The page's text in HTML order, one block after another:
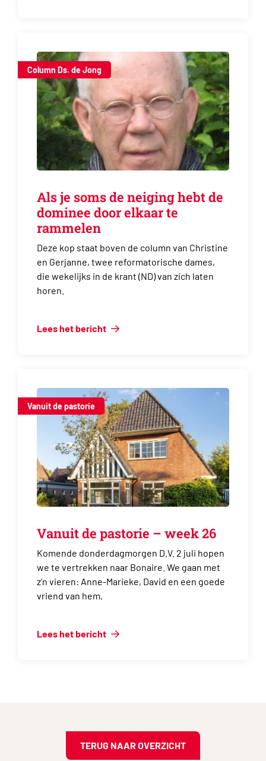
Column Ds. de Jong
Als je soms de neiging hebt de
dominee door elkaar te
rammelen
Deze kop staat boven de column van Christine
en Gerjanne, twee reformatorische dames,
die wekelijks in de krant (ND) van zich laten
horen.
Lees het bericht
Vanuit de pastorie
Vanuit de pastorie – week 26
Komende donderdagmorgen D.V. 2 juli hopen
we te vertrekken naar Bonaire. We gaan met
z’n vieren: Anne-Marieke, David en een goede
vriend van hem,
Lees het bericht
TERUG NAAR OVERZICHT